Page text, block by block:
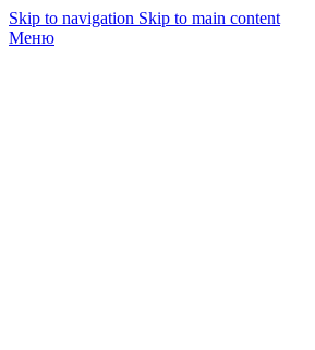
Skip to navigation Skip to main content
Меню